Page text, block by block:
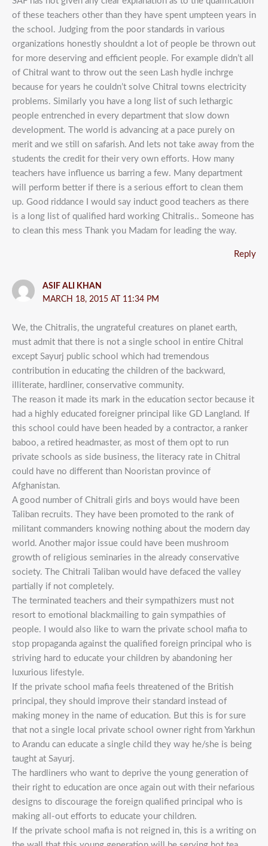
of these teachers other than they have spent umpteen years in
the school. Judging from the poor standards in various
organizations honestly shouldnt a lot of people be thrown out
for more deserving and efficient people. For example didn’t all
of Chitral want to throw out the seen Lash hydle inchrge
because for years he couldn’t solve Chitral towns electricity
problems. Similarly you have a long list of such lethargic
people entrenched in every department that slow down
development. The world is advancing at a pace purely on
merit and we still on safarish. And lets not take away from the
students the credit for their very own efforts. How many
teachers have influence us barring a few. Many department
will perform better if there is a serious effort to clean them
up. Good riddance I would say induct good teachers as there
is a long list of qualified hard working Chitralis.. Someone has
to clean this mess Thank you Madam for leading the way.
Reply
ASIF ALI KHAN
MARCH 18, 2015 AT 11:34 PM
We, the Chitralis, the ungrateful creatures on planet earth,
must admit that there is not a single school in entire Chitral
except Sayurj public school which had tremendous
contribution in educating the children of the backward,
illiterate, hardliner, conservative community.
The reason it made its mark in the education sector because it
had a highly educated foreigner principal like GD Langland. If
this school could have been headed by a contractor, a ranker
baboo, a retired headmaster, as most of them opt to run
private schools as side business, the literacy rate in Chitral
could have no different than Nooristan province of
Afghanistan.
A good number of Chitrali girls and boys would have been
Taliban recruits. They have been promoted to the rank of
militant commanders knowing nothing about the modern day
world. Another major issue could have been mushroom
growth of religious seminaries in the already conservative
society. The Chitrali Taliban would have defaced the valley
partially if not completely.
The terminated teachers and their sympathizers must not
resort to emotional blackmailing to gain sympathies of
people. I would also like to warn the private school mafia to
stop propaganda against the qualified foreign principal who is
striving hard to educate your children by abandoning her
luxurious lifestyle.
If the private school mafia feels threatened of the British
principal, they should improve their standard instead of
making money in the name of education. But this is for sure
that not a single local private school owner right from Yarkhun
to Arandu can educate a single child they way he/she is being
taught at Sayurj.
The hardliners who want to deprive the young generation of
their right to education are once again out with their nefarious
designs to discourage the foreign qualified principal who is
making all-out efforts to educate your children.
If the private school mafia is not reigned in, this is a writing on